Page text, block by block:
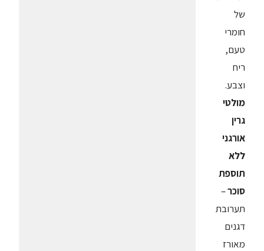
של
חומרי
טעם,
ריח
וצבע.
מולטי
גרין
אורגני
ללא
תוספת
סוכר–
תערובת
דגנים
מאורז